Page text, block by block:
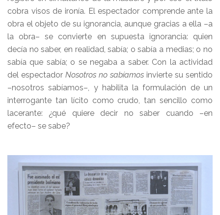
cobra visos de ironía. El espectador comprende ante la
obra el objeto de su ignorancia, aunque gracias a ella –a
la obra– se convierte en supuesta ignorancia: quien
decía no saber, en realidad, sabía; o sabía a medias; o no
sabía que sabía; o se negaba a saber. Con la actividad
del espectador Nosotros no sabíamos invierte su sentido
–nosotros sabíamos–, y habilita la formulación de un
interrogante tan lícito como crudo, tan sencillo como
lacerante: ¿qué quiere decir no saber cuando –en
efecto– se sabe?